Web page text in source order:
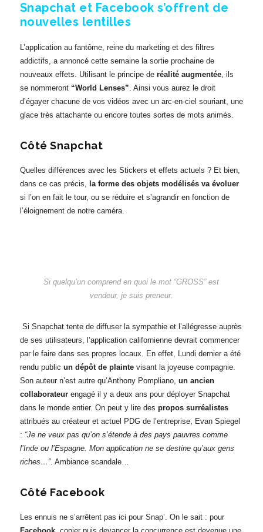
Snapchat et Facebook s’offrent de
nouvelles lentilles
L’application au fantôme, reine du marketing et des filtres
addictifs, a annoncé cette semaine la sortie prochaine de
nouveaux effets. Utilisant le principe de réalité augmentée, ils
se nommeront “World Lenses”. Ainsi vous aurez le droit
d’égayer chacune de vos vidéos avec un arc-en-ciel souriant, une
glace très attachante ou encore toutes sortes de mots animés.
Côté Snapchat
Quelles différences avec les Stickers et effets actuels ? Et bien,
dans ce cas précis, la forme des objets modélisés va évoluer
si l’on en fait le tour, ou se réduire et s’agrandir en fonction de
l’éloignement de notre caméra.
Si quelqu’un comprend en quoi le mot “GROSS” est
vendeur, je suis preneur.
Si Snapchat tente de diffuser la sympathie et l’allégresse auprès
de ses utilisateurs, l’application californienne devrait commencer
par le faire dans ses propres locaux. En effet, Lundi dernier a été
rendu public un dépôt de plaintevisant la joyeuse compagnie.
Son auteur n’est autre qu’Anthony Pompliano, un ancien
collaborateurengagé il y a deux ans pour déployer Snapchat
dans le monde entier. On peut y lire des propos surréalistes
attribués au créateur et actuel PDG de l’entreprise, Evan Spiegel
: “Je ne veux pas qu’on s’étende à des pays pauvres comme
l’Inde ou l’Espagne. Mon application ne se destine qu’aux gens
riches…”. Ambiance scandale…
Côté Facebook
Les ennuis ne s’arrêtent pas ici pour Snap’. On le sait : pour